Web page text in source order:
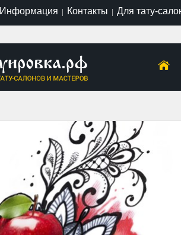
Информация | Контакты | Для тату-